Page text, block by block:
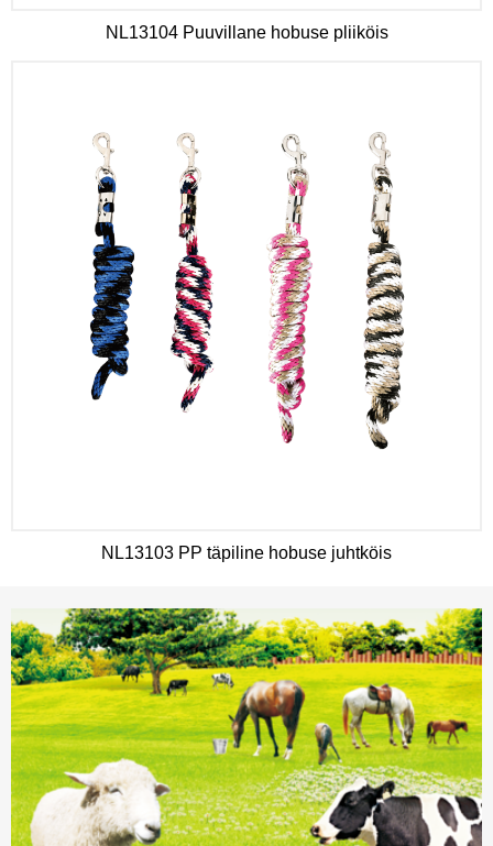
NL13104 Puuvillane hobuse pliiköis
NL13103 PP täpiline hobuse juhtköis